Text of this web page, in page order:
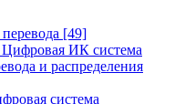
[49]
ИК система
и распределения
система